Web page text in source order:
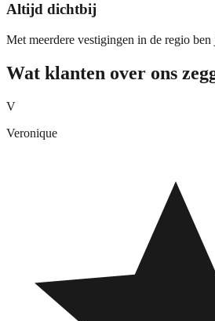
Altijd dichtbij
Met meerdere vestigingen in de regio
Wat klanten over ons
V
Veronique